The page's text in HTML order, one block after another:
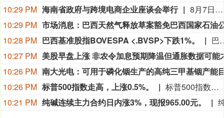
10:17 PM
10:16 PM
10:16 PM 美股存储板块进一步扩大跌幅 SK海力士跌超6%
10:15 PM SPACEX股价继续上涨，涨幅高达8.3%。
SPACEX股价继续上涨，涨幅高达8.3%。
10:14 PM 随着油价从盘中低点反弹，美国国债涨幅收窄。
10:13 PM 标普500指数和纳斯达克100指数迅速回吐涨幅。
10:11 PM 8月7日增减持汇总（表） 8月7日盘后，据不完全统计，芯源微、创力集团、方盛股份等3家A股上市公司披露拟减持情况；依顿电子、晶华微等两家A股公司披露拟增持情况。